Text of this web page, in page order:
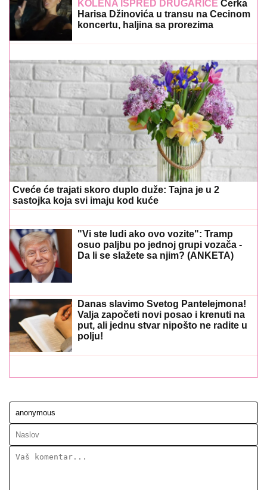
KOLENA ISPRED DRUGARICE Ćerka
Harisa Džinovića u transu na Cecinom
koncertu, haljina sa prorezima
Cveće će trajati skoro duplo duže: Tajna je u 2
sastojka koja svi imaju kod kuće
"Vi ste ludi ako ovo vozite": Tramp
osuo paljbu po jednoj grupi vozača -
Da li se slažete sa njim? (ANKETA)
Danas slavimo Svetog Pantelejmona!
Valja započeti novi posao i krenuti na
put, ali jednu stvar nipošto ne radite u
polju!